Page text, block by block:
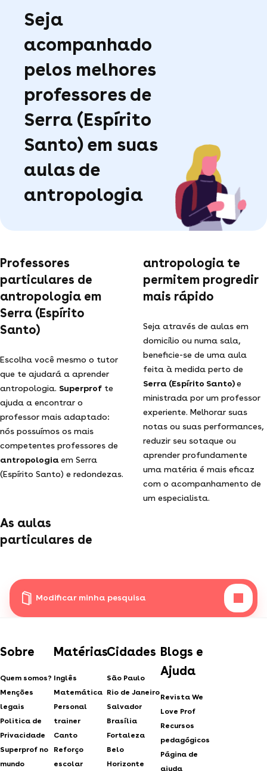
Seja
acompanhado
pelos melhores
professores de
Serra (Espírito
Santo) em suas
aulas de
antropologia
Professores
particulares de
antropologia em
Serra (Espírito
Santo)
Escolha você mesmo o tutor
que te ajudará a aprender
antropologia. Superprof te
ajuda a encontrar o
professor mais adaptado:
nós possuímos os mais
competentes professores de
antropologiaem Serra
(Espírito Santo) e redondezas.
As aulas
particulares de
antropologia te
permitem progredir
mais rápido
Seja através de aulas em
domicílio ou numa sala,
beneficie-se de uma aula
feita à medida perto de
Serra (Espírito Santo)e
ministrada por um professor
experiente. Melhorar suas
notas ou suas performances,
reduzir seu sotaque ou
aprender profundamente
uma matéria é mais eficaz
com o acompanhamento de
um especialista.
Modificar minha pesquisa
Sobre
Quem somos?
Menções
legais
Politica de
Privacidade
Superprof no
mundo
Matérias
Inglês
Matemática
Personal
trainer
Canto
Reforço
escolar
Cidades
São Paulo
Rio de Janeiro
Salvador
Brasília
Fortaleza
Belo
Horizonte
Blogs e
Ajuda
Revista We
Love Prof
Recursos
pedagógicos
Página de
ajuda